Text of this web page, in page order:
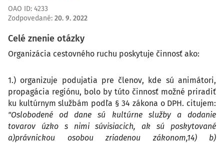
OAO ID: 4233
Zodpovedané: 20. 9. 2022
Celé znenie otázky
Organizácia cestovného ruchu poskytuje činnosť ako:
1.) organizuje podujatia pre členov, kde sú animátori,
propagácia regiónu, bolo by túto činnosť možné priradiť
ku kultúrnym službám podľa § 34 zákona o DPH. citujem:
"Oslobodené od dane sú kultúrne služby a dodanie
tovarov úzko s nimi súvisiacich, ak sú poskytované
a)právnickou osobou zriadenou zákonom,14) b)